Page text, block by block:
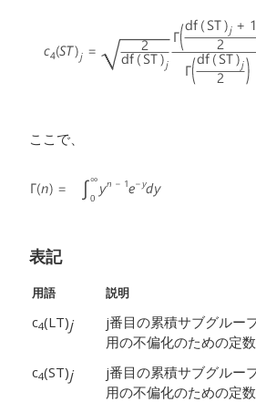
ここで、
表記
用語 説明
c4(LT)j
j番目の累積サブグルー
用の不偏化のための定数
c4(ST)j
j番目の累積サブグルー
用の不偏化のための定数